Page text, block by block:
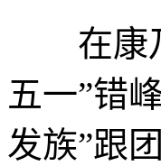
在康乃
五一”错
发族”跟